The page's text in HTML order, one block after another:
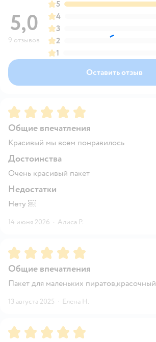
5,0
9 отзывов
5
4
3
2
1
Оставить отзыв
Рейтинг:5
Общие впечатления
Красивый мы всем понравилось
Достоинства
Очень красивый пакет
Недостатки
Нету ￼
14 июня 2026 · Алиса Р.
Рейтинг:5
Общие впечатления
Пакет для маленьких пиратов,красочный
13 августа 2025 · Елена Н.
Рейтинг:5